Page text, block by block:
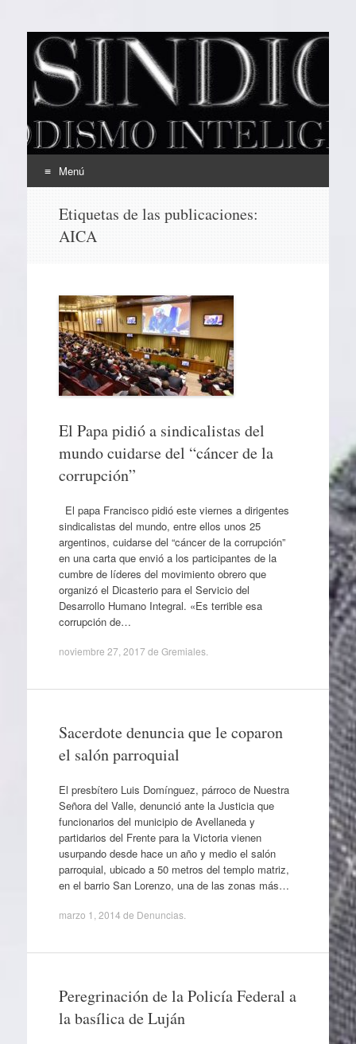
EL SINDICAL
Periodismo Inteligente
Menú
contenido
Etiquetas de las publicaciones:
AICA
El Papa pidió a sindicalistas del
mundo cuidarse del “cáncer de la
corrupción”
El papa Francisco pidió este viernes a dirigentes
sindicalistas del mundo, entre ellos unos 25
argentinos, cuidarse del “cáncer de la corrupción”
en una carta que envió a los participantes de la
cumbre de líderes del movimiento obrero que
organizó el Dicasterio para el Servicio del
Desarrollo Humano Integral. «Es terrible esa
corrupción de…
noviembre 27, 2017 de Gremiales.
Sacerdote denuncia que le coparon
el salón parroquial
El presbítero Luis Domínguez, párroco de Nuestra
Señora del Valle, denunció ante la Justicia que
funcionarios del municipio de Avellaneda y
partidarios del Frente para la Victoria vienen
usurpando desde hace un año y medio el salón
parroquial, ubicado a 50 metros del templo matriz,
en el barrio San Lorenzo, una de las zonas más…
marzo 1, 2014 de Denuncias.
Peregrinación de la Policía Federal a
la basílica de Luján